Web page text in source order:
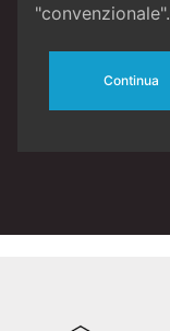
"convenzionale".
Continua